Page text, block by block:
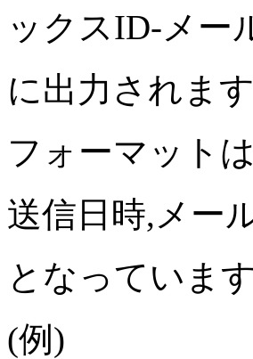
ックスID-メー
に出力されます
フォーマット
送信日時,メー
となっています
(例)